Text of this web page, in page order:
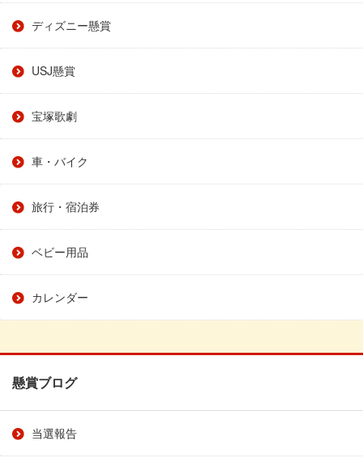
ディズニー懸賞
USJ懸賞
宝塚歌劇
車・バイク
旅行・宿泊券
ベビー用品
カレンダー
懸賞ブログ
当選報告